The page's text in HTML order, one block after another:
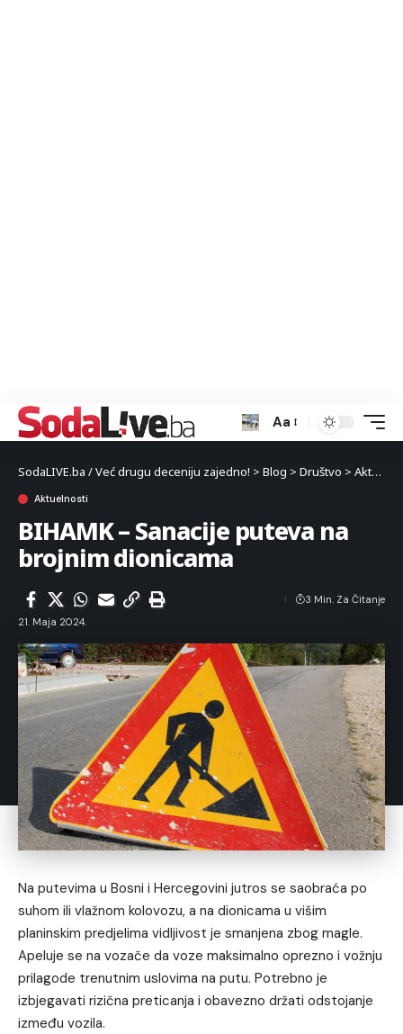
Aa
SodaLIVE.ba / Već drugu deceniju zajedno! > Blog > Društvo > Aktuelnosti
Aktuelnosti
BIHAMK – Sanacije puteva na
brojnim dionicama
21. Maja 2024.
3 Min. Za Čitanje
Na putevima u Bosni i Hercegovini jutros se saobraća po
suhom ili vlažnom kolovozu, a na dionicama u višim
planinskim predjelima vidljivost je smanjena zbog magle.
Apeluje se na vozače da voze maksimalno oprezno i vožnju
prilagode trenutnim uslovima na putu. Potrebno je
izbjegavati rizična preticanja i obavezno držati odstojanje
između vozila.